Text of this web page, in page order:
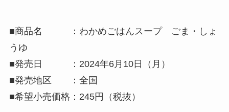
■商品名 ：わかめごはんスープ ごま・しょ
うゆ
■発売日 ：2024年6月10日（月）
■発売地区 ：全国
■希望小売価格：245円（税抜）